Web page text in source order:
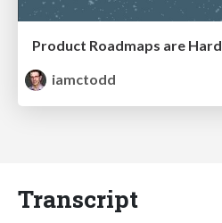
Product Roadmaps are Hard
iamctodd
Transcript